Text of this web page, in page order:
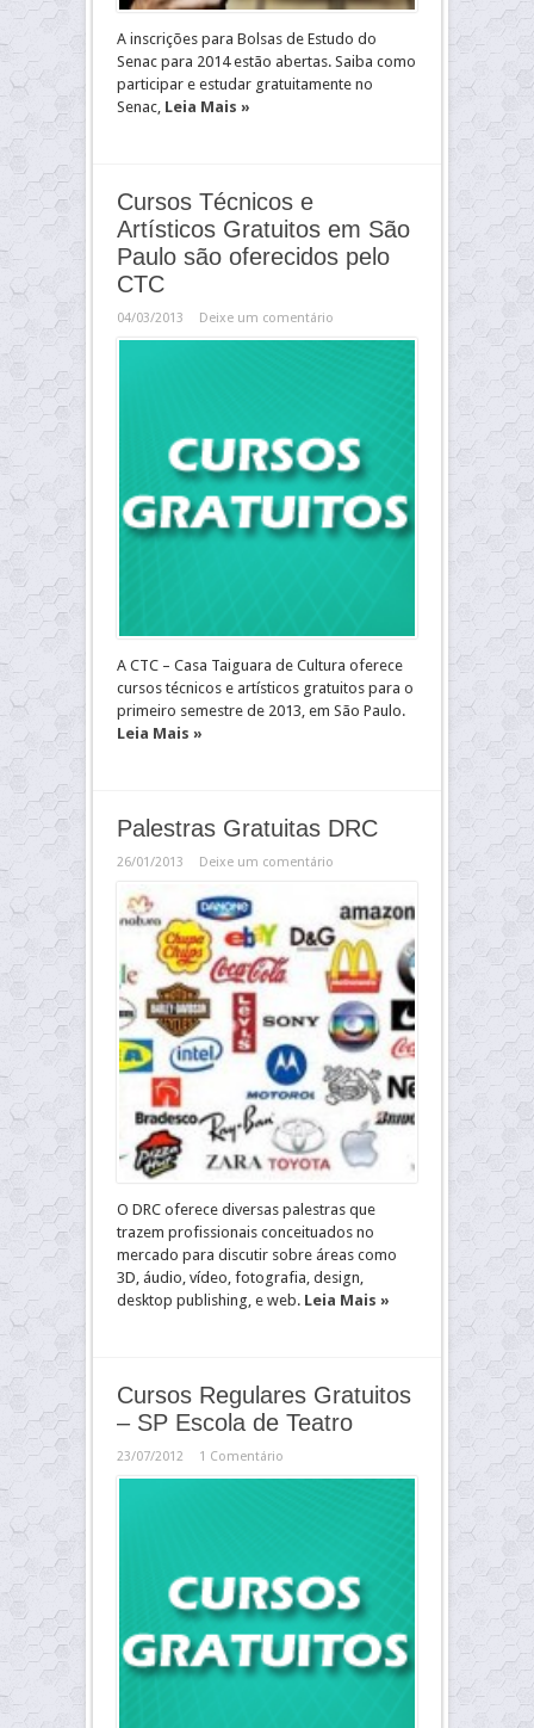
A inscrições para Bolsas de Estudo do
Senac para 2014 estão abertas. Saiba como
participar e estudar gratuitamente no
Senac, Leia Mais »
Cursos Técnicos e
Artísticos Gratuitos em São
Paulo são oferecidos pelo
CTC
04/03/2013 Deixe um comentário
A CTC – Casa Taiguara de Cultura oferece
cursos técnicos e artísticos gratuitos para o
primeiro semestre de 2013, em São Paulo.
Leia Mais »
Palestras Gratuitas DRC
26/01/2013 Deixe um comentário
O DRC oferece diversas palestras que
trazem profissionais conceituados no
mercado para discutir sobre áreas como
3D, áudio, vídeo, fotografia, design,
desktop publishing, e web. Leia Mais »
Cursos Regulares Gratuitos
– SP Escola de Teatro
23/07/2012 1 Comentário